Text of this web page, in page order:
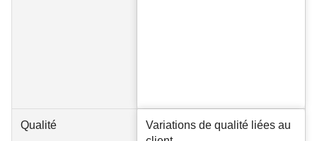
Qualité
Variations de qualité liées au